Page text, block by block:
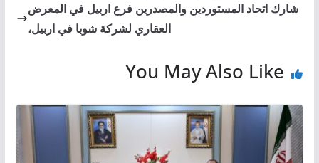
شارك اتحاد المستوردين والمصدرين فرع اربيل في المعرض
العقاري لشركة شوبا في اربيل،
You May Also Like